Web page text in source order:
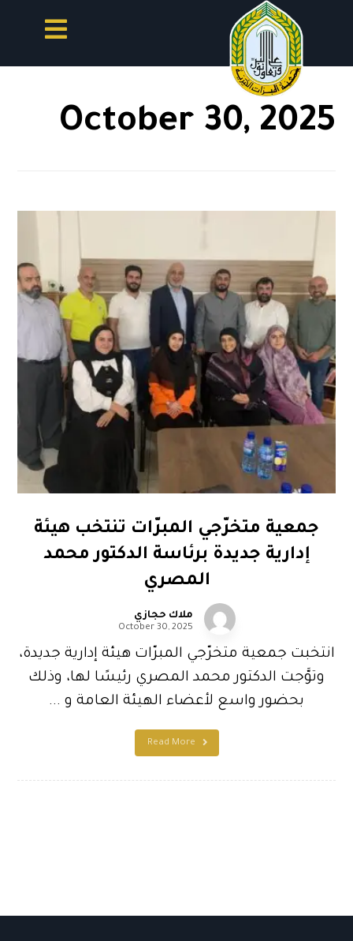
October 30, 2025
جمعية متخرّجي المبرّات تنتخب هيئة
إدارية جديدة برئاسة الدكتور محمد
المصري
ملاك حجازي
October 30, 2025
انتخبت جمعية متخرّجي المبرّات هيئة إدارية جديدة،
وتوَّجت الدكتور محمد المصري رئيسًا لها، وذلك
بحضور واسع لأعضاء الهيئة العامة و ...
Read More